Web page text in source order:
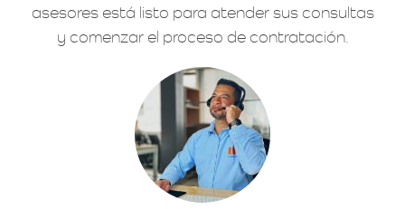
asesores está listo para atender sus consultas
y comenzar el proceso de contratación.